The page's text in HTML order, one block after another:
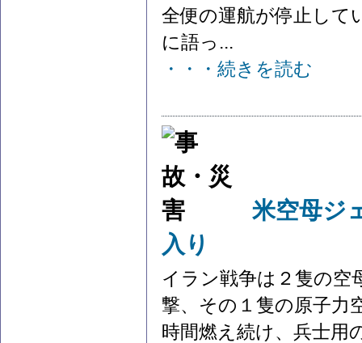
全便の運航が停止して
に語っ...
・・・続きを読む
米空母ジ
入り
イラン戦争は２隻の空
撃、その１隻の原子力
時間燃え続け、兵士用